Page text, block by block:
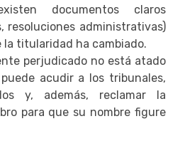
documentos claros
resoluciones administrativas)
titularidad ha cambiado.
perjudicado no está atado
acudir a los tribunales,
y, además, reclamar la
para que su nombre figure